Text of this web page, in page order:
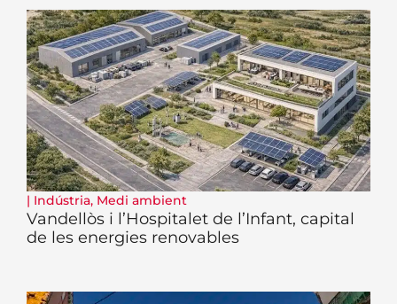
| Indústria, Medi ambient
Vandellòs i l’Hospitalet de l’Infant, capital
de les energies renovables